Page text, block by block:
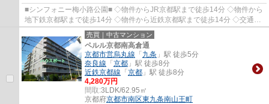
■シンフォニー梅小路公園■ ◇物件からJR京都駅まで徒歩14分 ◇物件から
地下鉄京都駅まで徒歩14分 ◇物件から近鉄京都駅まで徒歩14分 ◇交通便
利な3ＷＡＹアクセス可能
売買｜中古マンション
ペルル京都南高倉通
京都市営烏丸線 「九条 」駅 徒歩5分
奈良線 「京都 」駅 徒歩8分
近鉄京都線 「京都 」駅 徒歩8分
4,280万円
間取:3LDK/62.95㎡
京都府京都市南区東九条南山王町